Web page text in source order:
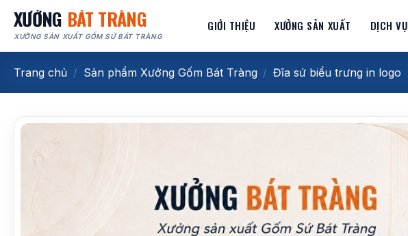
quaXƯỞNG BÁT TRÀNG
XƯỞNG SẢN XUẤT GỐM SỨ BÁT TRÀNG
GIỚI THIỆU XƯỞNG SẢN XUẤT DỊCH VỤ
Trang chủ / Sản phẩm Xưởng Gốm Bát Tràng / Đĩa sứ biểu trưng in logo